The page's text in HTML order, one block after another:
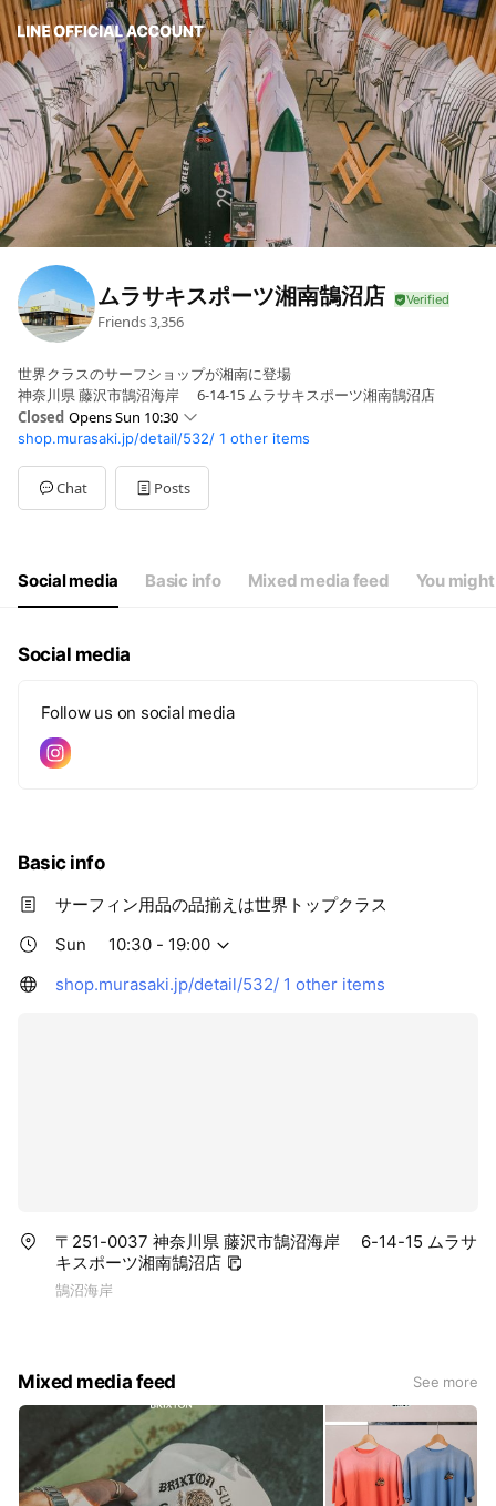
ムラサキスポーツ湘南鵠沼店
Friends3,356
世界クラスのサーフショップが湘南に登場
神奈川県 藤沢市鵠沼海岸 6-14-15 ムラサキスポーツ湘南鵠沼店
Closed Opens Sun 10:30
Sun10:30 - 19:00
Mon10:30 - 19:00
Tue10:30 - 19:00
Wed10:30 - 19:00
10:30 - 19:00
shop.murasaki.jp/detail/532/ 1 other items
Chat Posts
Social media Basic info Mixed media feed You
Social media
Follow us on social media
Basic info
サーフィン用品の品揃えは世界トップクラス
Sun
10:30 - 19:00
shop.murasaki.jp/detail/532/ 1 other items
〒251-0037 神奈川県 藤沢市鵠沼海岸 6-14-15 ムラサ
キスポーツ湘南鵠沼店
鵠沼海岸
Mixed media feed See more